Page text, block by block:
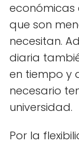
económicas
que son
necesitan.
diaria
en tiempo y
necesario
universidad.
Por la